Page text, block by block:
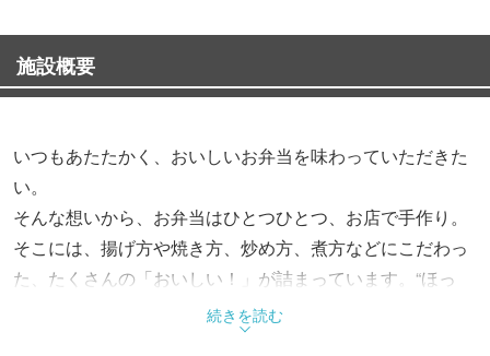
施設概要
いつもあたたかく、おいしいお弁当を味わっていただきた
い。
そんな想いから、お弁当はひとつひとつ、お店で手作り。
そこには、揚げ方や焼き方、炒め方、煮方などにこだわっ
た、たくさんの「おいしい！」が詰まっています。“ほっ
と”できるお弁当で、“もっと”お客様を笑顔にする。これか
らも、そんなお弁当をお届けします。
続きを読む